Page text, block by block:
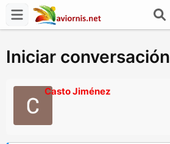
Iniciar conversación
Casto Jiménez